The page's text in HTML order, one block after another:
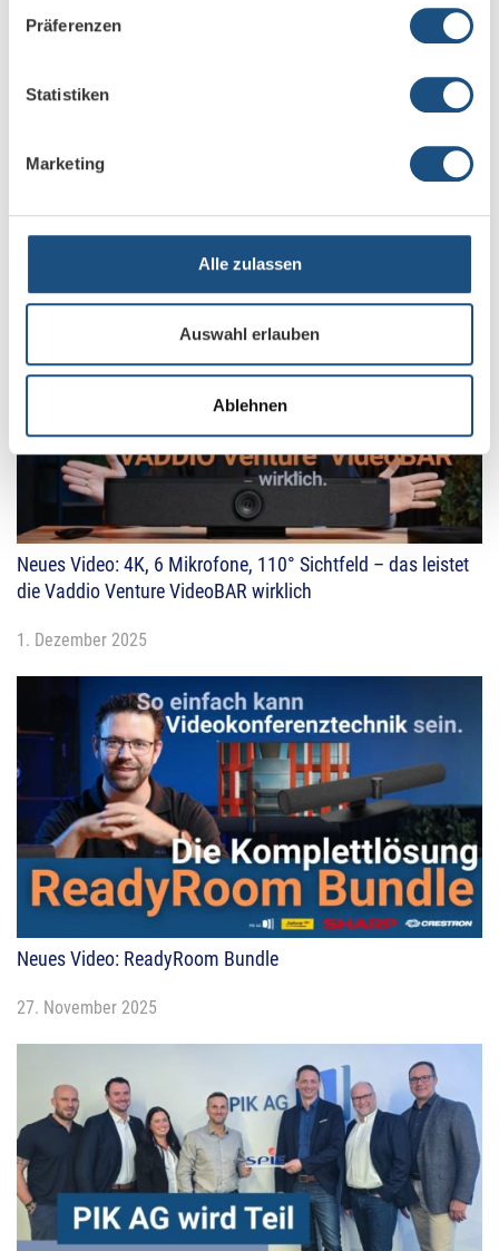
Präferenzen
Statistiken
Marketing
Alle zulassen
Auswahl erlauben
Ablehnen
Mikrofonkomplettsystem: 2-Kanal Creator-Set im
Neues Video: 4K, 6 Mikrofone, 110° Sichtfeld – das leistet
die Vaddio Venture VideoBAR wirklich
1. Dezember 2025
Neues Video: ReadyRoom Bundle
27. November 2025